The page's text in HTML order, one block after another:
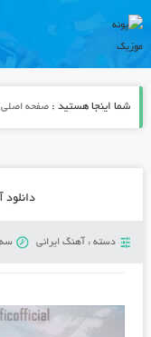
شما اینجا هستید : صفحه اصلی
دسته : آهنگ ایرانی